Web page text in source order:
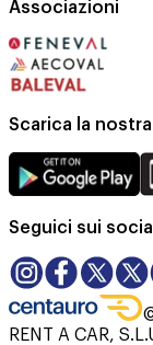
Associazioni
Scarica la
Seguici sui
RENT A CAR,